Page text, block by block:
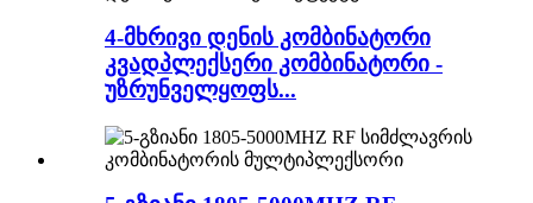
4-მხრივი დენის კომბინატორი
კვადპლექსერი კომბინატორი -
უზრუნველყოფს...